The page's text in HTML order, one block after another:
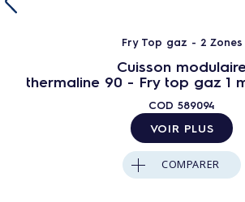
Fry Top gaz - 2 Zones
Cuisson
thermaline 90 - Fry top gaz 1
COD 589094
VOIR PLUS
COMPARER